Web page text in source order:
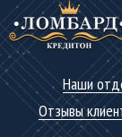
Наши
Отзывы